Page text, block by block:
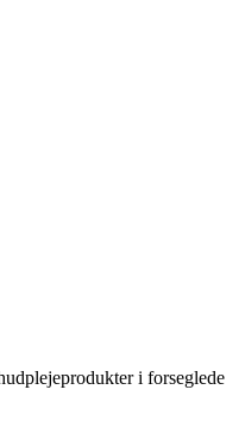
i forseglede